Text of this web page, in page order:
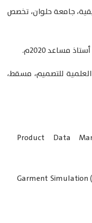
جامعة حلوان، تخصص
للتصميم، مسقط،
Product Data
Garment Simulation